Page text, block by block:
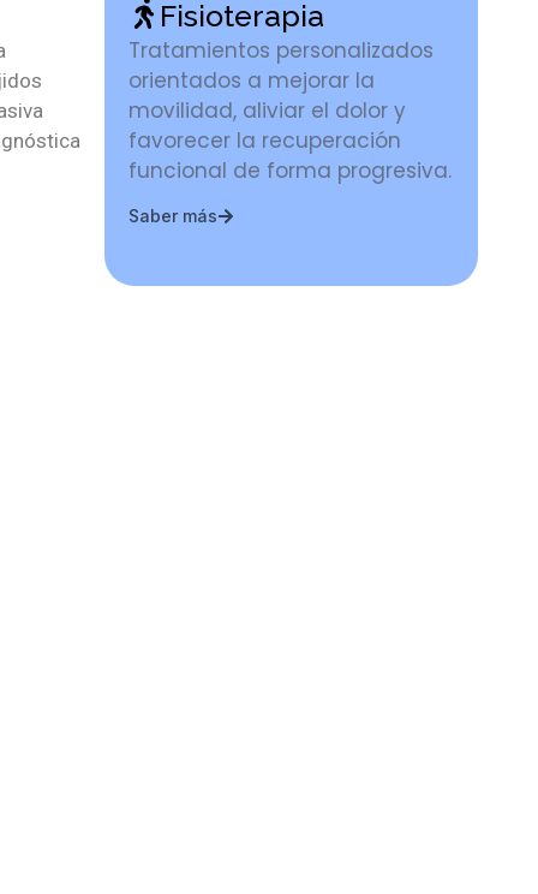
Fisioterapia
Tratamientos personalizados
orientados a mejorar la
movilidad, aliviar el dolor y
favorecer la recuperación
funcional de forma progresiva.
Saber más